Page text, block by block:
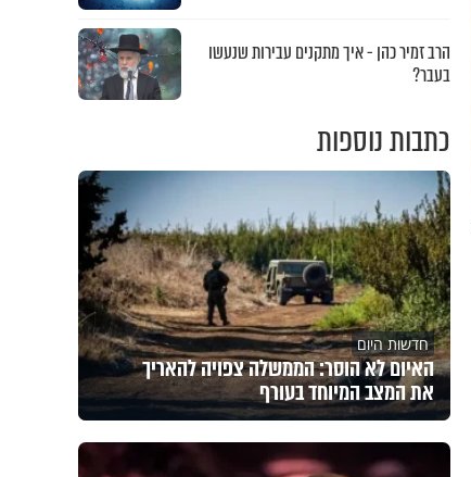
הרב זמיר כהן - איך מתקנים עבירות שנעשו
בעבר?
כתבות נוספות
חדשות היום
האיום לא הוסר: הממשלה צפויה להאריך
את המצב המיוחד בעורף